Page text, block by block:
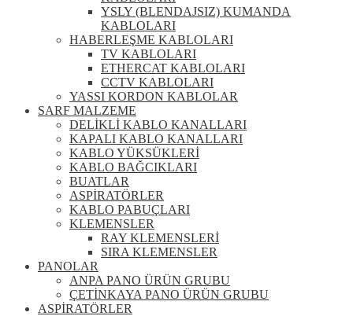
YSLY (BLENDAJSIZ) KUMANDA
KABLOLARI
HABERLEŞME KABLOLARI
TV KABLOLARI
ETHERCAT KABLOLARI
CCTV KABLOLARI
YASSI KORDON KABLOLAR
SARF MALZEME
DELİKLİ KABLO KANALLARI
KAPALI KABLO KANALLARI
KABLO YÜKSÜKLERİ
KABLO BAĞCIKLARI
BUATLAR
ASPİRATÖRLER
KABLO PABUÇLARI
KLEMENSLER
RAY KLEMENSLERİ
SIRA KLEMENSLER
PANOLAR
ANPA PANO ÜRÜN GRUBU
ÇETİNKAYA PANO ÜRÜN GRUBU
ASPİRATÖRLER